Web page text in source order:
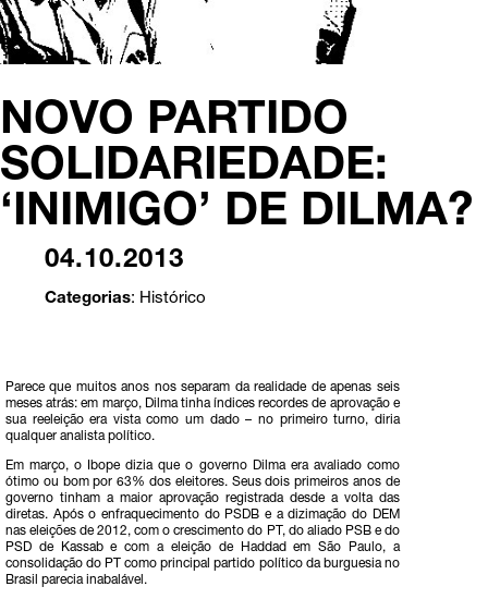
NOVO PARTIDO
SOLIDARIEDADE:
‘INIMIGO’ DE DILMA?
04.10.2013
Categorias: Histórico
Parece que muitos anos nos separam da realidade de apenas seis
meses atrás: em março, Dilma tinha índices recordes de aprovação e
sua reeleição era vista como um dado – no primeiro turno, diria
qualquer analista político.
Em março, o Ibope dizia que o governo Dilma era avaliado como
ótimo ou bom por 63% dos eleitores. Seus dois primeiros anos de
governo tinham a maior aprovação registrada desde a volta das
diretas. Após o enfraquecimento do PSDB e a dizimação do DEM
nas eleições de 2012, com o crescimento do PT, do aliado PSB e do
PSD de Kassab e com a eleição de Haddad em São Paulo, a
consolidação do PT como principal partido político da burguesia no
Brasil parecia inabalável.